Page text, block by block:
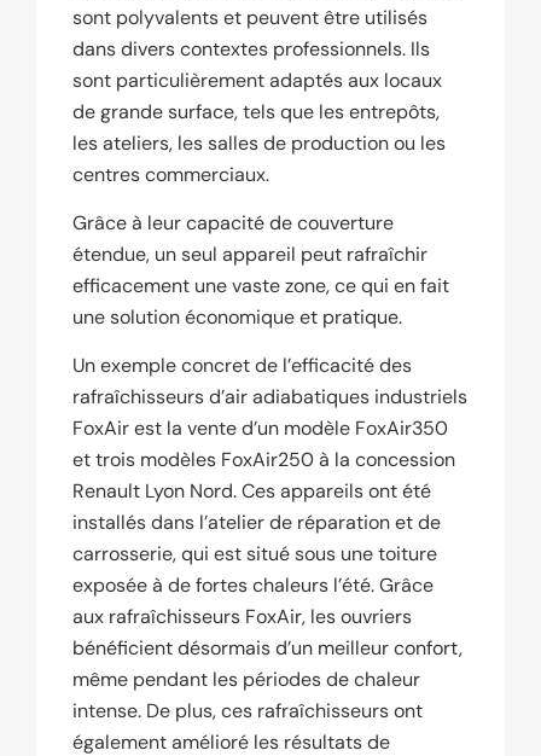
sont polyvalents et peuvent être utilisés
dans divers contextes professionnels. Ils
sont particulièrement adaptés aux locaux
de grande surface, tels que les entrepôts,
les ateliers, les salles de production ou les
centres commerciaux.
Grâce à leur capacité de couverture
étendue, un seul appareil peut rafraîchir
efficacement une vaste zone, ce qui en fait
une solution économique et pratique.
Un exemple concret de l’efficacité des
rafraîchisseurs d’air adiabatiques industriels
FoxAir est la vente d’un modèle FoxAir350
et trois modèles FoxAir250 à la concession
Renault Lyon Nord. Ces appareils ont été
installés dans l’atelier de réparation et de
carrosserie, qui est situé sous une toiture
exposée à de fortes chaleurs l’été. Grâce
aux rafraîchisseurs FoxAir, les ouvriers
bénéficient désormais d’un meilleur confort,
même pendant les périodes de chaleur
intense. De plus, ces rafraîchisseurs ont
également amélioré les résultats de